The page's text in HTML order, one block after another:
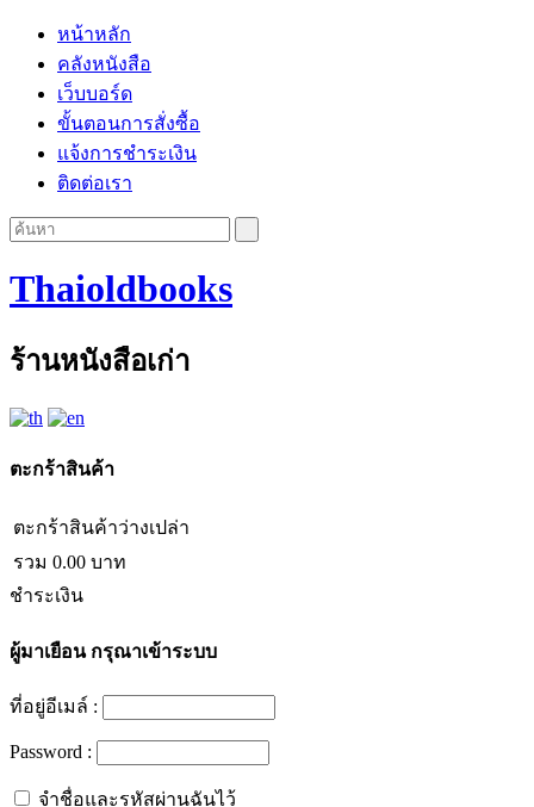
หน้าหลัก
คลังหนังสือ
เว็บบอร์ด
ขั้นตอนการสั่งซื้อ
แจ้งการชำระเงิน
ติดต่อเรา
Thaioldbooks
ร้านหนังสือเก่า
ตะกร้าสินค้า
ตะกร้าสินค้าว่างเปล่า
รวม 0.00 บาท
ชำระเงิน
ผู้มาเยือนกรุณาเข้าระบบ
ที่อยู่อีเมล์ :
Password :
จำชื่อและรหัสผ่านฉันไว้